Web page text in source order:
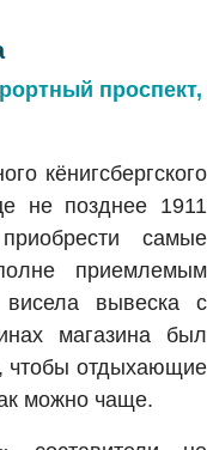
проспект,
кёнигсбергского
не позднее 1911
самые
приемлемым
вывеска с
магазина был
чтобы отдыхающие
можно чаще.